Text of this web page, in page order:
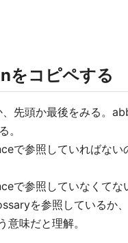
をコピペする
先頭か最後をみる。
。
で参照していればない
で参照していなくてな
を参照しているか
意味だと理解。